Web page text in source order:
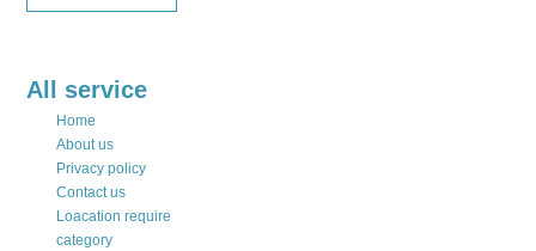
All service
Home
About us
Privacy policy
Contact us
Loacation require
category